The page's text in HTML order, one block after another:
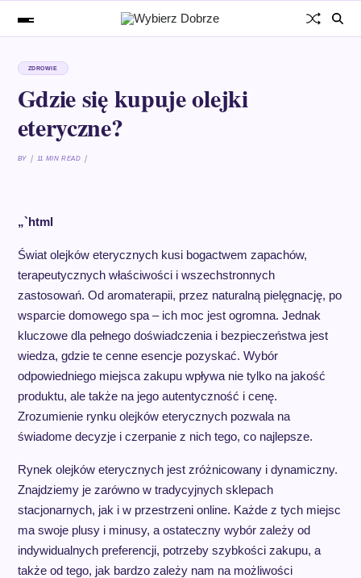
ZDROWIE
Gdzie się kupuje olejki
eteryczne?
BY 11 MIN READ
„`html
Świat olejków eterycznych kusi bogactwem zapachów,
terapeutycznych właściwości i wszechstronnych
zastosowań. Od aromaterapii, przez naturalną pielęgnację, po
wsparcie domowego spa – ich moc jest ogromna. Jednak
kluczowe dla pełnego doświadczenia i bezpieczeństwa jest
wiedza, gdzie te cenne esencje pozyskać. Wybór
odpowiedniego miejsca zakupu wpływa nie tylko na jakość
produktu, ale także na jego autentyczność i cenę.
Zrozumienie rynku olejków eterycznych pozwala na
świadome decyzje i czerpanie z nich tego, co najlepsze.
Rynek olejków eterycznych jest zróżnicowany i dynamiczny.
Znajdziemy je zarówno w tradycyjnych sklepach
stacjonarnych, jak i w przestrzeni online. Każde z tych miejsc
ma swoje plusy i minusy, a ostateczny wybór zależy od
indywidualnych preferencji, potrzeby szybkości zakupu, a
także od tego, jak bardzo zależy nam na możliwości